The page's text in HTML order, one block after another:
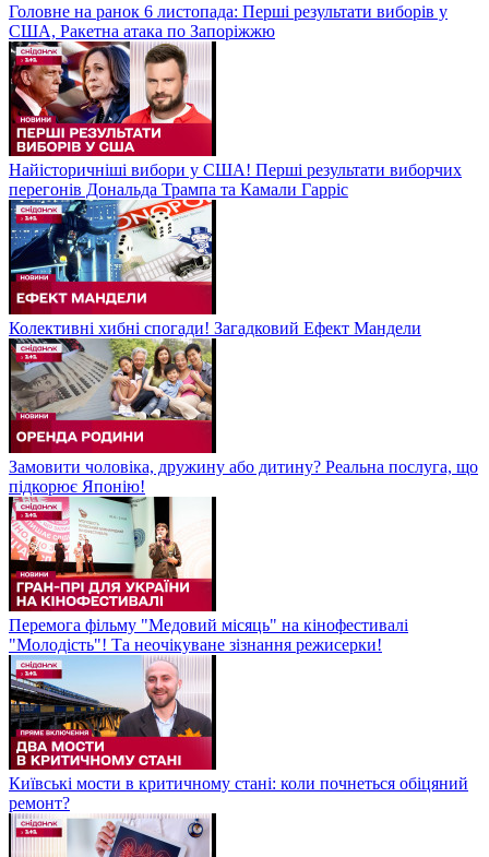
Головне на ранок 6 листопада: Перші результати виборів у
США, Ракетна атака по Запоріжжю
Найісторичніші вибори у США! Перші результати виборчих
перегонів Дональда Трампа та Камали Гарріс
Колективні хибні спогади! Загадковий Ефект Мандели
Замовити чоловіка, дружину або дитину? Реальна послуга, що
підкорює Японію!
Перемога фільму "Медовий місяць" на кінофестивалі
"Молодість"! Та неочікуване зізнання режисерки!
Київські мости в критичному стані: коли почнеться обіцяний
ремонт?